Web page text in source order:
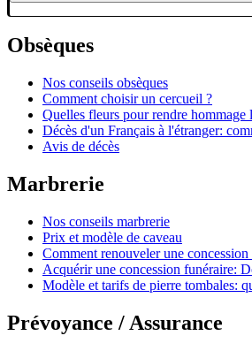
Obsèques
Nos conseils obsèques
Comment choisir un cercueil ?
Quelles fleurs pour rendre hommage
Décès d'un Français à l'étranger:
Avis de décès
Marbrerie
Nos conseils marbrerie
Prix et modèle de caveau
Comment renouveler une concession
Acquérir une concession funéraire:
Modèle et tarifs de pierre tombales:
Prévoyance / Assurance